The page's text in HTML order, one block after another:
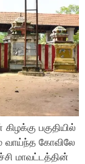
பகுதியில்
வாய்ந்த கோவிலே
மாவட்டத்தின்